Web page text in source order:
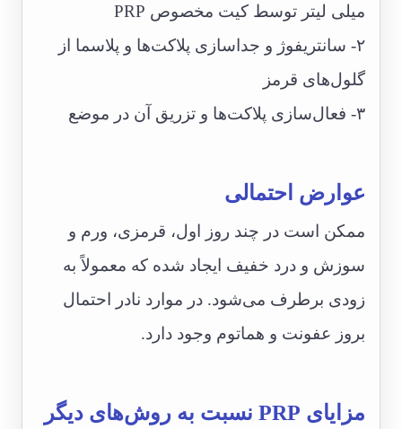
میلی لیتر توسط کیت مخصوص PRP
۲- سانتریفوژ و جداسازی پلاکت‌ها و پلاسما از
گلول‌های قرمز
۳- فعال‌سازی پلاکت‌ها و تزریق آن در موضع
عوارض احتمالی
ممکن است در چند روز اول، قرمزی، ورم و
سوزش و درد خفیف ایجاد شده که معمولاً به
زودی برطرف می‌شود. در موارد نادر احتمال
بروز عفونت و هماتوم وجود دارد.
مزایای PRP نسبت به روش‌های دیگر